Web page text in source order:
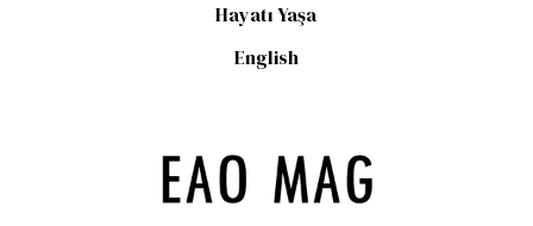
Hayatı Yaşa
English